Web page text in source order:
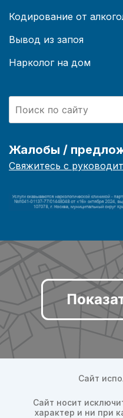
Кодирование от
Вывод из запоя
Нарколог на дом
Жалобы /
Свяжитесь с
Сайт
Сайт носит
характер и ни при